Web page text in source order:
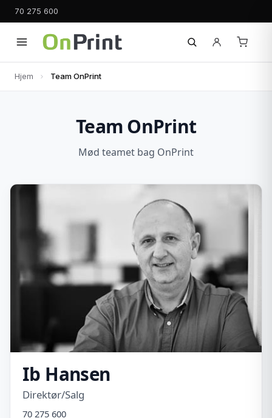
70 275 600
Hjem Team OnPrint
Team OnPrint
Mød teamet bag OnPrint
Ib Hansen
Direktør/Salg
70 275 600